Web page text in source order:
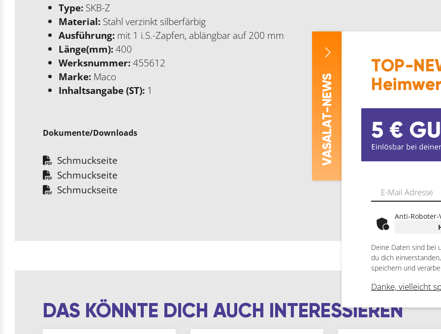
Type: SKB-Z
Material: Stahl verzinkt silberfärbig
Ausführung: mit 1 i.S.-Zapfen, ablängbar auf 200 mm
Länge(mm):400
Werksnummer:455612
Marke: Maco
Inhaltsangabe (ST): 1
Dokumente/Downloads
Schmuckseite
Schmuckseite
Schmuckseite
DAS KÖNNTE DICH AUCH INTERESSIEREN
V
ASALAT
-NEWS
TOP-
Anti-
Deine Daten sind bei
du dich
speichern und
Danke, vielleicht